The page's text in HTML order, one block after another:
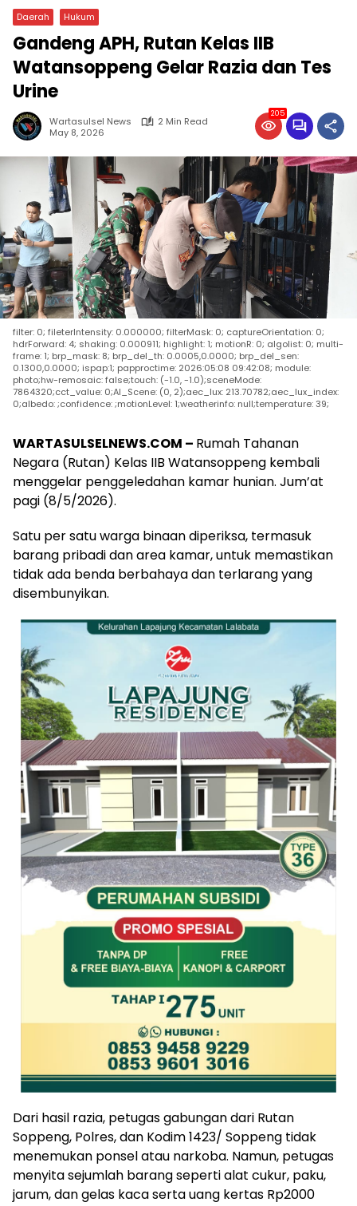
Daerah Hukum
Gandeng APH, Rutan Kelas IIB
Watansoppeng Gelar Razia dan Tes
Urine
Wartasulsel News
2 Min Read
May 8, 2026
205
filter: 0; fileterIntensity: 0.000000; filterMask: 0; captureOrientation: 0;
hdrForward: 4; shaking: 0.000911; highlight: 1; motionR: 0; algolist: 0; multi-
frame: 1; brp_mask: 8; brp_del_th: 0.0005,0.0000; brp_del_sen:
0.1300,0.0000; ispap:1; papproctime: 2026:05:08 09:42:08; module:
photo;hw-remosaic: false;touch: (-1.0, -1.0);sceneMode:
7864320;cct_value: 0;AI_Scene: (0, 2);aec_lux: 213.70782;aec_lux_index:
0;albedo: ;confidence: ;motionLevel: 1;weatherinfo: null;temperature: 39;
WARTASULSELNEWS.COM – Rumah Tahanan
Negara (Rutan) Kelas IIB Watansoppeng kembali
menggelar penggeledahan kamar hunian. Jum’at
pagi (8/5/2026).
Satu per satu warga binaan diperiksa, termasuk
barang pribadi dan area kamar, untuk memastikan
tidak ada benda berbahaya dan terlarang yang
disembunyikan.
Dari hasil razia, petugas gabungan dari Rutan
Soppeng, Polres, dan Kodim 1423/ Soppeng tidak
menemukan ponsel atau narkoba. Namun, petugas
menyita sejumlah barang seperti alat cukur, paku,
jarum, dan gelas kaca serta uang kertas Rp2000